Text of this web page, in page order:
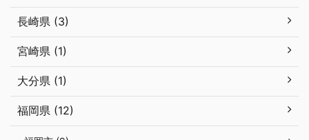
長崎県 (3)
宮崎県 (1)
大分県 (1)
福岡県 (12)